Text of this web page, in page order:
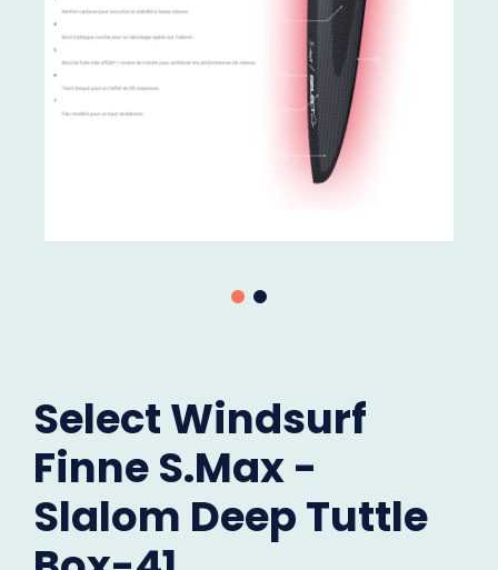
Select Windsurf
Finne S.Max -
Slalom Deep Tuttle